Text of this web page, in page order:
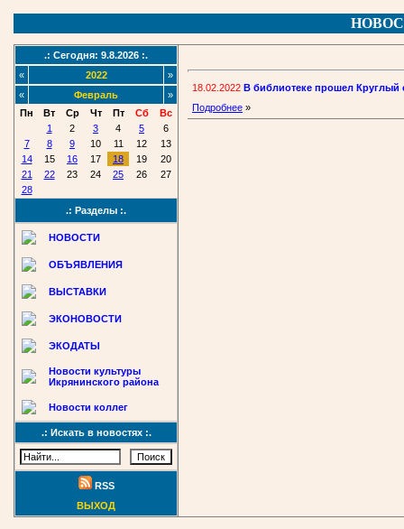
.: Сегодня: 9.8.2026 :.
«
2022
»
«
Февраль
»
Пн
Вт Ср Чт Пт Сб
Вс
1
2 3 4 5
6
7
8 9 10 11 12
13
14
15 16 17 18 19
20
21
22 23 24 25 26
27
28
.: Разделы :.
НОВОСТИ
ОБЪЯВЛЕНИЯ
ВЫСТАВКИ
ЭКОНОВОСТИ
ЭКОДАТЫ
Новости культуры
Икрянинского района
Новости коллег
.: Искать в новостях :.
RSS
ВЫХОД
18.02.2022 В библиотеке прошел Круглый
Подробнее »